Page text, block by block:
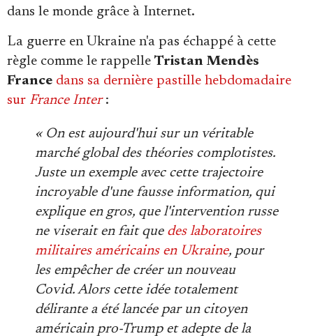
dans le monde grâce à Internet.
La guerre en Ukraine n'a pas échappé à cette
règle comme le rappelle Tristan Mendès
France dans sa dernière pastille hebdomadaire
sur France Inter:
« On est aujourd'hui sur un véritable
marché global des théories complotistes.
Juste un exemple avec cette trajectoire
incroyable d'une fausse information, qui
explique en gros, que l'intervention russe
ne viserait en fait que des laboratoires
militaires américains en Ukraine, pour
les empêcher de créer un nouveau
Covid. Alors cette idée totalement
délirante a été lancée par un citoyen
américain pro-Trump et adepte de la